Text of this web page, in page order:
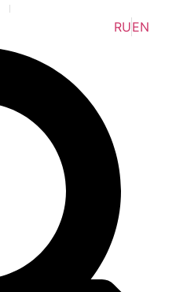
052-6561600
EN
RU